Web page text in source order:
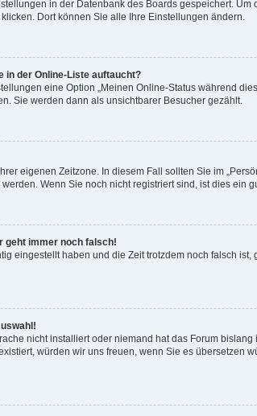
in der Datenbank des Boards gespeichert.
Dort können Sie alle Ihre Einstellungen ändern.
in der Online-Liste auftaucht?
eine Option „Meinen Online-Status während
Sie werden dann als unsichtbarer Besucher gezählt.
eigenen Zeitzone. In diesem Fall sollten Sie im
Wenn Sie noch nicht registriert sind, ist dies ein
geht immer noch falsch!
eingestellt haben und die Zeit trotzdem noch falsch
nicht installiert oder niemand hat das Forum
würden wir uns freuen, wenn Sie es übersetzen